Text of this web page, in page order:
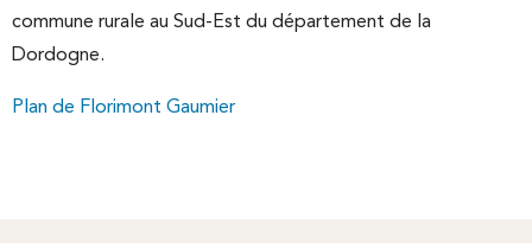
commune rurale au Sud-Est du département de la
Dordogne.
Plan de Florimont Gaumier